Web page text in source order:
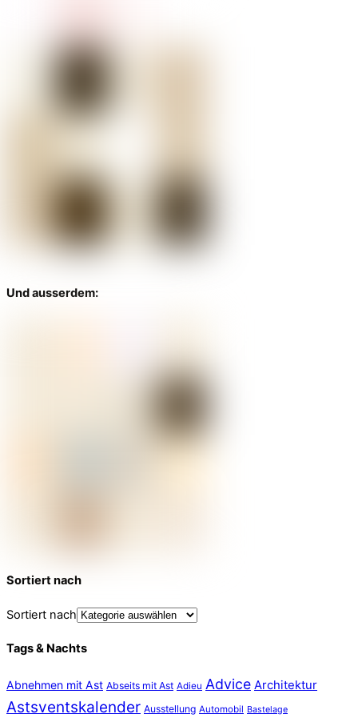
Und ausserdem:
Sortiert nach
Sortiert nach
Tags & Nachts
Abnehmen mit Ast Abseits mit Ast Adieu Advice Architektur
Astsventskalender Ausstellung Automobil Bastelage